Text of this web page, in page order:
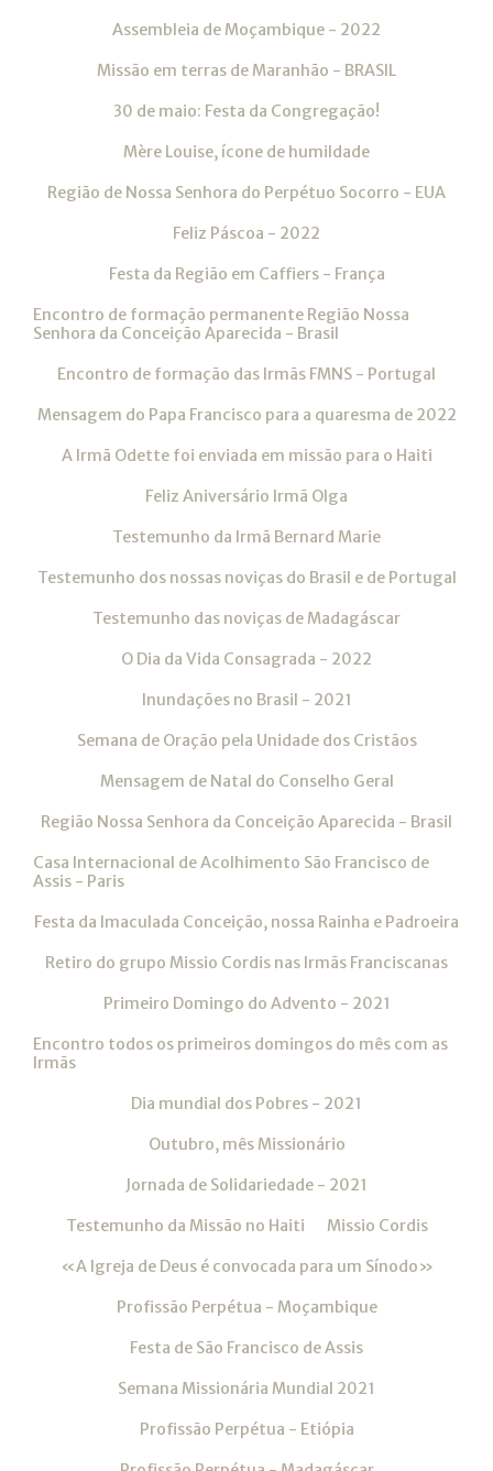
Assembleia de Moçambique - 2022
Missão em terras de Maranhão - BRASIL
30 de maio: Festa da Congregação!
Mère Louise, ícone de humildade
Região de Nossa Senhora do Perpétuo Socorro - EUA
Feliz Páscoa - 2022
Festa da Região em Caffiers - França
Encontro de formação permanente Região Nossa
Senhora da Conceição Aparecida - Brasil
Encontro de formação das Irmãs FMNS - Portugal
Mensagem do Papa Francisco para a quaresma de 2022
A Irmã Odette foi enviada em missão para o Haiti
Feliz Aniversário Irmã Olga
Testemunho da Irmã Bernard Marie
Testemunho dos nossas noviças do Brasil e de Portugal
Testemunho das noviças de Madagáscar
O Dia da Vida Consagrada - 2022
Inundações no Brasil - 2021
Semana de Oração pela Unidade dos Cristãos
Mensagem de Natal do Conselho Geral
Região Nossa Senhora da Conceição Aparecida - Brasil
Casa Internacional de Acolhimento São Francisco de
Assis - Paris
Festa da Imaculada Conceição, nossa Rainha e Padroeira
Retiro do grupo Missio Cordis nas Irmãs Franciscanas
Primeiro Domingo do Advento - 2021
Encontro todos os primeiros domingos do mês com as
Irmãs
Dia mundial dos Pobres - 2021
Outubro, mês Missionário
Jornada de Solidariedade - 2021
Testemunho da Missão no Haiti Missio Cordis
«A Igreja de Deus é convocada para um Sínodo»
Profissão Perpétua - Moçambique
Festa de São Francisco de Assis
Semana Missionária Mundial 2021
Profissão Perpétua - Etiópia